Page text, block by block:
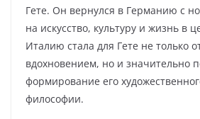
Гете. Он вернулся в Германию с
на искусство, культуру и жизнь в
Италию стала для Гете не только
вдохновением, но и значительно
формирование его
философии.